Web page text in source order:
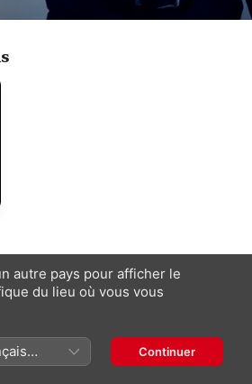
droits réservés.
Internet
Apple Music et confidentialité
autre pays pour afficher le
du lieu où vous vous
Continuer